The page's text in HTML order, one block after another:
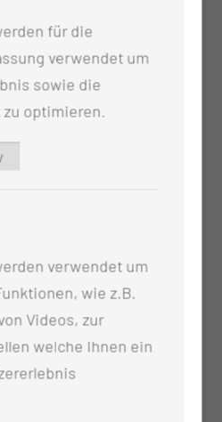
leitliniengetragene
und Patienten
arbeitendes
Therapie und Nachsorge
Behandlungskette
auf den Patientinnen und
orientierter Forschung
an klinischen Studien
der ärztlichen
für die
verwendet um
sowie die
optimieren.
verwendet um
wie z.B.
Videos, zur
welche Ihnen ein